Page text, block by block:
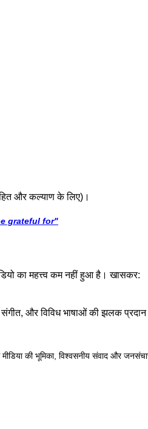
और कल्याण के लिए)।
be grateful for"
का महत्त्व कम नहीं हुआ है। खासकर:
संगीत, और विविध भाषाओं की झलक
की भूमिका, विश्वसनीय संवाद और